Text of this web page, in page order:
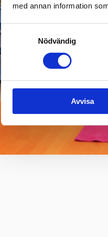
med annan information
Samtyckesval
Nödvändig
Avvisa